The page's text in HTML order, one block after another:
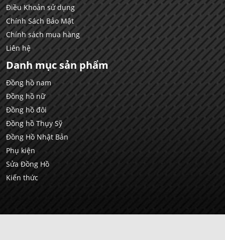
Điều Khoản sử dụng
Chính Sách Bảo Mật
Chính sách mua hàng
Liên hệ
Danh mục sản phẩm
Đồng hồ nam
Đồng hồ nữ
Đồng hồ đôi
Đồng hồ Thụy Sỹ
Đồng Hồ Nhật Bản
Phụ kiện
Sửa Đồng Hồ
Kiến thức